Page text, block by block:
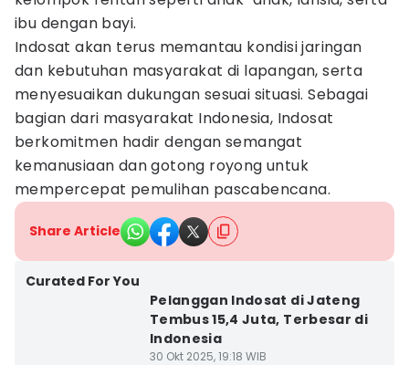
ibu dengan bayi.
Indosat akan terus memantau kondisi jaringan
dan kebutuhan masyarakat di lapangan, serta
menyesuaikan dukungan sesuai situasi. Sebagai
bagian dari masyarakat Indonesia, Indosat
berkomitmen hadir dengan semangat
kemanusiaan dan gotong royong untuk
mempercepat pemulihan pascabencana.
Share Article
Curated For You
Pelanggan Indosat di Jateng
Tembus 15,4 Juta, Terbesar di
Indonesia
30 Okt 2025, 19:18 WIB